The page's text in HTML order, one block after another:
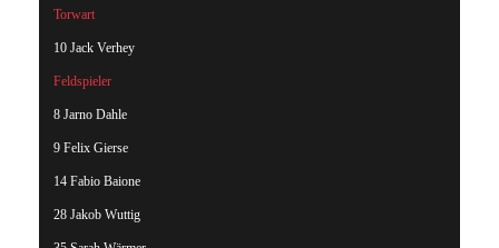
Torwart
10 Jack Verhey
Feldspieler
8 Jarno Dahle
9 Felix Gierse
14 Fabio Baione
28 Jakob Wuttig